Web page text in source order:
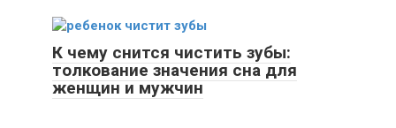
К чему снится чистить зубы:
толкование значения сна для
женщин и мужчин